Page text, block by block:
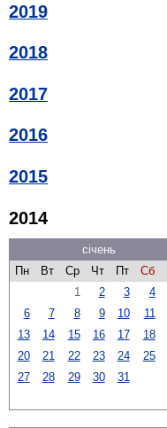
2019
2018
2017
2016
2015
2014
січень
Пн
Вт Ср Чт Пт Сб
1
2 3 4
6
7 8 9 10 11
13
14 15 16 17 18
20
21 22 23 24 25
27
28 29 30 31